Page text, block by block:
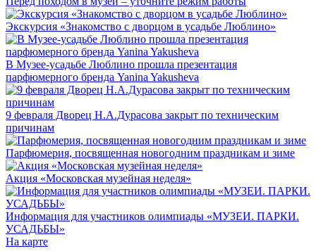
Экскурсия «Знакомство с дворцом в усадьбе Люблино»
В Музее-усадьбе Люблино прошла презентация
парфюмерного бренда Yanina Yakusheva
9 февраля Дворец Н.А.Дурасова закрыт по техническим
причинам
Парфюмерия, посвященная новогодним праздникам и зиме
Акция «Московская музейная неделя»
Информация для участников олимпиады «МУЗЕИ. ПАРКИ.
УСАДЬБЫ»
На карте